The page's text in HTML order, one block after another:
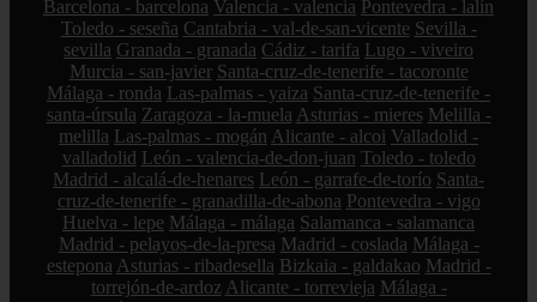
Barcelona - barcelona Valencia - valencia Pontevedra - lalín
Toledo - seseña Cantabria - val-de-san-vicente Sevilla -
sevilla Granada - granada Cádiz - tarifa Lugo - viveiro
Murcia - san-javier Santa-cruz-de-tenerife - tacoronte
Málaga - ronda Las-palmas - yaiza Santa-cruz-de-tenerife -
santa-úrsula Zaragoza - la-muela Asturias - mieres Melilla -
melilla Las-palmas - mogán Alicante - alcoi Valladolid -
valladolid León - valencia-de-don-juan Toledo - toledo
Madrid - alcalá-de-henares León - garrafe-de-torío Santa-
cruz-de-tenerife - granadilla-de-abona Pontevedra - vigo
Huelva - lepe Málaga - málaga Salamanca - salamanca
Madrid - pelayos-de-la-presa Madrid - coslada Málaga -
estepona Asturias - ribadesella Bizkaia - galdakao Madrid -
torrejón-de-ardoz Alicante - torrevieja Málaga -